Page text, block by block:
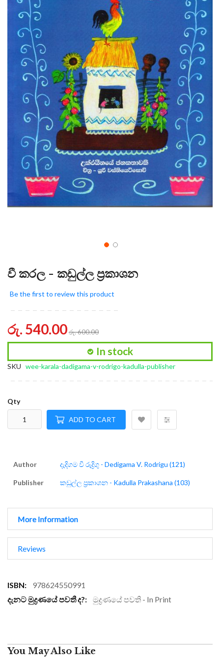
වී කරල - කඩුල්ල ප්‍රකාශන
Be the first to review this product
රු. 540.00රු. 600.00
In stock
SKU wee-karala-dadigama-v-rodrigo-kadulla-publisher
Qty
ADD TO CART
Author දැදිගම වී රුද්‍රිගු - Dedigama V. Rodrigu (121)
Publisher කඩුල්ල ප්‍රකාශන - Kadulla Prakashana (103)
More Information
Reviews
More
Information
978624550991
මුද්‍රණයේ පවති - In Print
You May Also Like